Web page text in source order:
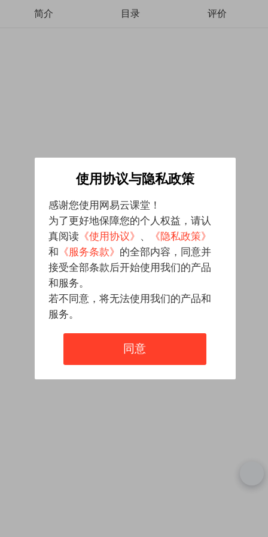
简介 目录 评价
使用协议与隐私政策
感谢您使用网易云课堂！
为了更好地保障您的个人权益，请认
真阅读 《使用协议》 、
《隐私政策》
和 《服务条款》 的全部内容，同意并
接受全部条款后开始使用我们的产品
和服务。
若不同意，将无法使用我们的产品和
服务。
同意